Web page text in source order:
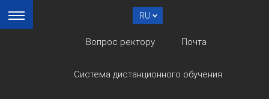
RU
Вопрос ректору Почта
Система дистанционного обучения